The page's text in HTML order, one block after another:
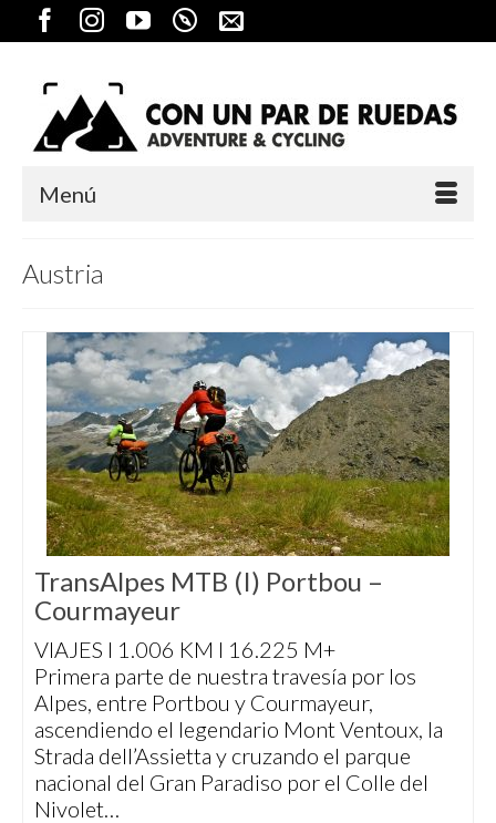
Menú
Austria
TransAlpes MTB (I) Portbou –
Courmayeur
VIAJES I 1.006 KM I 16.225 M+
Primera parte de nuestra travesía por los
Alpes, entre Portbou y Courmayeur,
ascendiendo el legendario Mont Ventoux, la
Strada dell’Assietta y cruzando el parque
nacional del Gran Paradiso por el Colle del
Nivolet…